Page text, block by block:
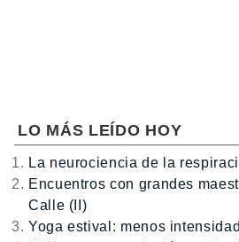
LO MÁS LEÍDO HOY
La neurociencia de la
Encuentros con grandes
Calle (II)
Yoga estival: menos